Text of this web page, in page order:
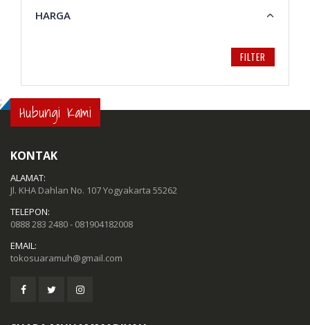
HARGA
FILTER
; Hubungi Kami
KONTAK
ALAMAT:
Jl. KHA Dahlan No. 107 Yogyakarta 55262
TELEPON:
0888 283 2480 - 081904182008
EMAIL:
tokosuaramuh@gmail.com